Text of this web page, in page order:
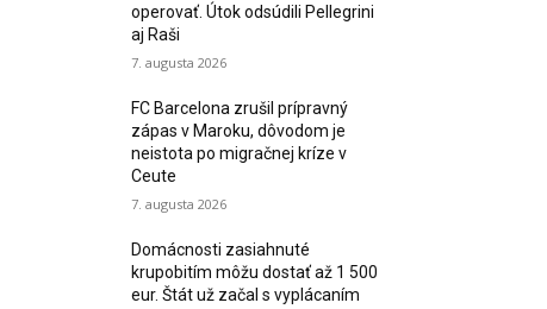
operovať. Útok odsúdili Pellegrini
aj Raši
7. augusta 2026
FC Barcelona zrušil prípravný
zápas v Maroku, dôvodom je
neistota po migračnej kríze v
Ceute
7. augusta 2026
Domácnosti zasiahnuté
krupobitím môžu dostať až 1 500
eur. Štát už začal s vyplácaním